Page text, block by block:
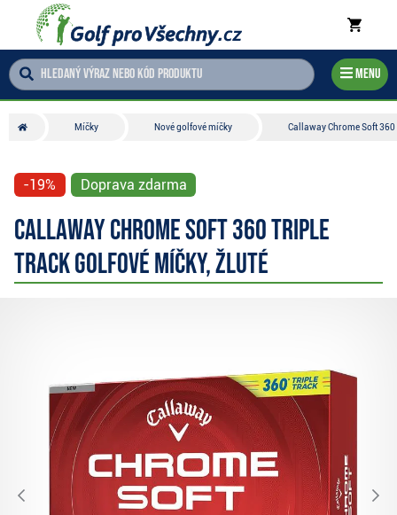
Menu
Míčky Nové golfové míčky Callaway Chrome Soft
-19% Doprava zdarma
Callaway Chrome Soft 360 Triple
Track golfové míčky, žluté